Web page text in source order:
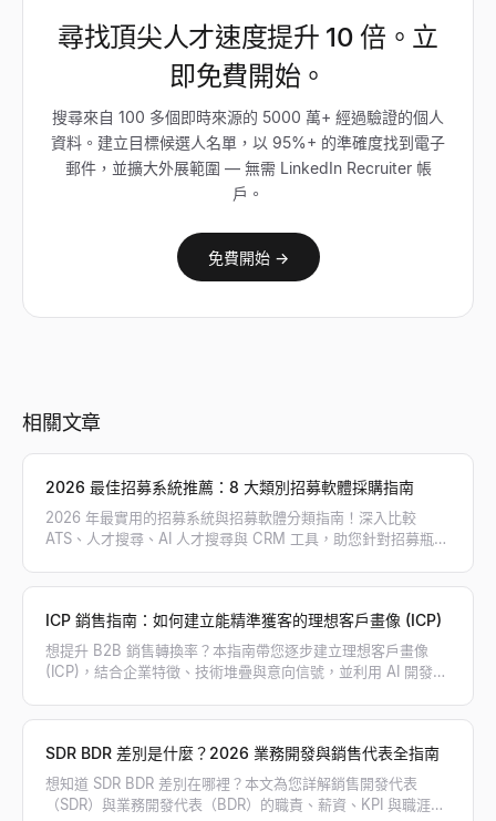
尋找頂尖人才速度提升 10 倍。立
即免費開始。
搜尋來自 100 多個即時來源的 5000 萬+ 經過驗證的個人
資料。建立目標候選人名單，以 95%+ 的準確度找到電子
郵件，並擴大外展範圍 — 無需 LinkedIn Recruiter 帳
戶。
免費開始 →
相關文章
2026 最佳招募系統推薦：8 大類別招募軟體採購指南
2026 年最實用的招募系統與招募軟體分類指南！深入比較
ATS、人才搜尋、AI 人才搜尋與 CRM 工具，助您針對招募瓶頸
ICP 銷售指南：如何建立能精準獲客的理想客戶畫像 (ICP)
想提升 B2B 銷售轉換率？本指南帶您逐步建立理想客戶畫像
(ICP)，結合企業特徵、技術堆疊與意向信號，並利用 AI 開發工
SDR BDR 差別是什麼？2026 業務開發與銷售代表全指南
想知道 SDR BDR 差別在哪裡？本文為您詳解銷售開發代表
（SDR）與業務開發代表（BDR）的職責、薪資、KPI 與職涯路